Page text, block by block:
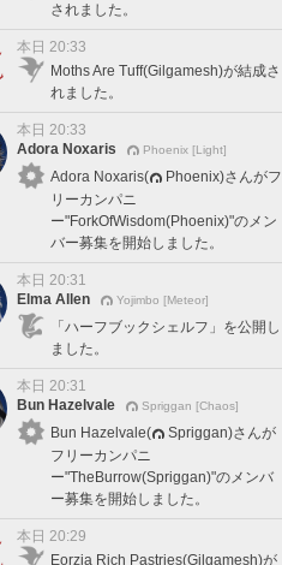
されました。
本日 20:33
Moths Are Tuff(Gilgamesh)が結成さ
れました。
本日 20:33
Adora Noxaris
Phoenix [Light]
Adora Noxaris(
Phoenix)さんがフ
リーカンパニ
ー"ForkOfWisdom(Phoenix)"のメン
バー募集を開始しました。
本日 20:31
Elma Allen
Yojimbo [Meteor]
「ハーフブックシェルフ」を公開し
ました。
本日 20:31
Bun Hazelvale
Spriggan [Chaos]
Bun Hazelvale(
Spriggan)さんが
フリーカンパニ
ー"TheBurrow(Spriggan)"のメンバ
ー募集を開始しました。
本日 20:29
Eorzia Rich Pastries(Gilgamesh)が